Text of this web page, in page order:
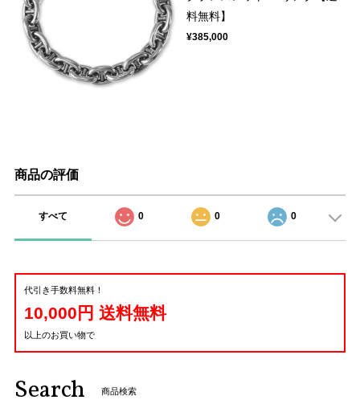
料無料】
¥385,000
商品の評価
すべて 0 0 0
代引き手数料無料！
10,000円 送料無料
以上のお買い物で
Search 商品検索